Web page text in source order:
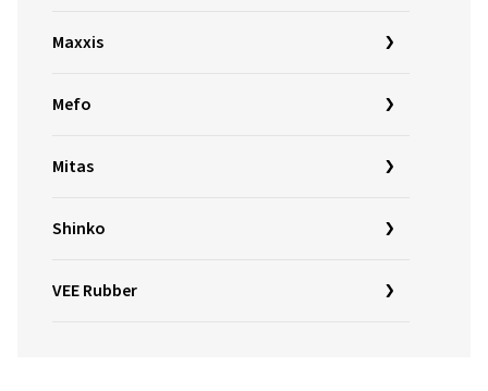
Maxxis
Mefo
Mitas
Shinko
VEE Rubber